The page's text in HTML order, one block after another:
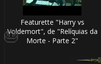
Featurette "Harry vs
Voldemort", de "Relíquias da
Morte - Parte 2"
1️⃣ 8️⃣